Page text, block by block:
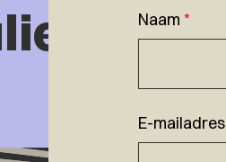
Naam *
E-mailadres